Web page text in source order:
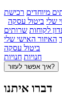
מיוחדים רכישת
שלי ביטול עסקה
לקוחות שרותים
האיזור האישי שלי
ביטול עסקה
חנויות חנויות
איך אפשר לעזור?
דברו איתנו